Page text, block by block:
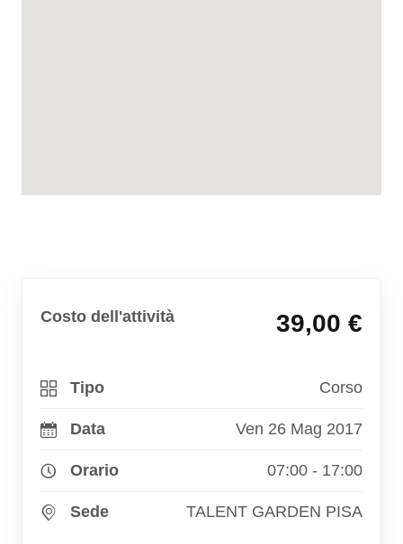
Costo dell'attività 39,00 €
Tipo Corso
Data Ven 26 Mag 2017
Orario 07:00 - 17:00
Sede TALENT GARDEN PISA